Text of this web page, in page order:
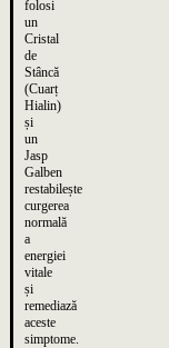
folosi
un
Cristal
de
Stâncă
(Cuarț
Hialin)
și
un
Jasp
Galben
restabilește
curgerea
normală
a
energiei
vitale
și
remediază
aceste
simptome.